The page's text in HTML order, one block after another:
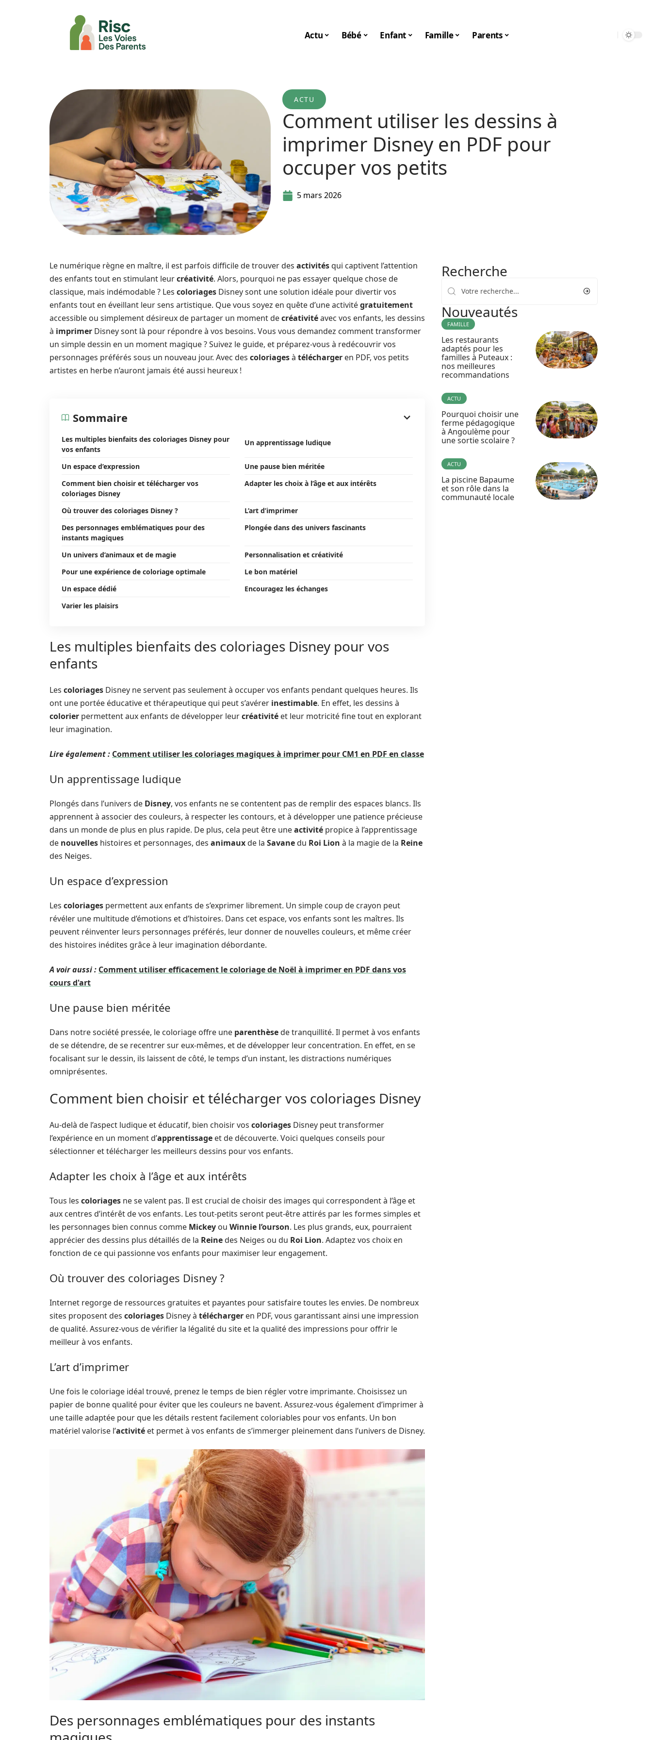
Actu Bébé Enfant Famille Parents
ACTU
Comment utiliser les dessins à
imprimer Disney en PDF pour
occuper vos petits
5 mars 2026
Le numérique règne en maître, il est parfois difficile de trouver des activitésqui captivent l’attention
des enfants tout en stimulant leurcréativité. Alors, pourquoi ne pas essayer quelque chose de
classique, mais indémodable ? Les coloriages Disney sont une solution idéale pour divertir vos
enfants tout en éveillant leur sens artistique. Que vous soyez en quête d’une activitégratuitement
accessible ou simplement désireux de partager un moment decréativitéavec vos enfants, les dessins
à imprimer Disney sont là pour répondre à vos besoins. Vous vous demandez comment transformer
un simple dessin en un moment magique ? Suivez le guide, et préparez-vous à redécouvrir vos
personnages préférés sous un nouveau jour. Avec des coloriagesà télécharger en PDF, vos petits
artistes en herbe n’auront jamais été aussi heureux !
Sommaire
Les multiples bienfaits des coloriages Disney pour
vos enfants
Un apprentissage ludique
Un espace d’expression
Une pause bien méritée
Comment bien choisir et télécharger vos
coloriages Disney
Adapter les choix à l’âge et aux intérêts
Où trouver des coloriages Disney ?
L’art d’imprimer
Des personnages emblématiques pour des
instants magiques
Plongée dans des univers fascinants
Un univers d’animaux et de magie
Personnalisation et créativité
Pour une expérience de coloriage optimale
Le bon matériel
Un espace dédié
Encouragez les échanges
Varier les plaisirs
Les multiples bienfaits des coloriages Disney pour vos
enfants
Les coloriages Disney ne servent pas seulement à occuper vos enfants pendant quelques heures. Ils
ont une portée éducative et thérapeutique qui peut s’avérer inestimable. En effet, les dessins à
colorier permettent aux enfants de développer leurcréativité et leur motricité fine tout en explorant
leur imagination.
Lire également : Comment utiliser les coloriages magiques à imprimer pour CM1 en PDF en classe
Un apprentissage ludique
Plongés dans l’univers de Disney, vos enfants ne se contentent pas de remplir des espaces blancs. Ils
apprennent à associer des couleurs, à respecter les contours, et à développer une patience précieuse
dans un monde de plus en plus rapide. De plus, cela peut être uneactivité propice à l’apprentissage
de nouvelles histoires et personnages, des animauxde la Savanedu Roi Lion à la magie de la Reine
des Neiges.
Un espace d’expression
Les coloriages permettent aux enfants de s’exprimer librement. Un simple coup de crayon peut
révéler une multitude d’émotions et d’histoires. Dans cet espace, vos enfants sont les maîtres. Ils
peuvent réinventer leurs personnages préférés, leur donner de nouvelles couleurs, et même créer
des histoires inédites grâce à leur imagination débordante.
A voir aussi : Comment utiliser efficacement le coloriage de Noël à imprimer en PDF dans vos
cours d'art
Une pause bien méritée
Dans notre société pressée, le coloriage offre une parenthèsede tranquillité. Il permet à vos enfants
de se détendre, de se recentrer sur eux-mêmes, et de développer leur concentration. En effet, en se
focalisant sur le dessin, ils laissent de côté, le temps d’un instant, les distractions numériques
omniprésentes.
Comment bien choisir et télécharger vos coloriages Disney
Au-delà de l’aspect ludique et éducatif, bien choisir vos coloriages Disney peut transformer
l’expérience en un moment d’apprentissage et de découverte. Voici quelques conseils pour
sélectionner et télécharger les meilleurs dessins pour vos enfants.
Adapter les choix à l’âge et aux intérêts
Tous les coloriages ne se valent pas. Il est crucial de choisir des images qui correspondent à l’âge et
aux centres d’intérêt de vos enfants. Les tout-petits seront peut-être attirés par les formes simples et
les personnages bien connus comme Mickey ou Winnie l’ourson. Les plus grands, eux, pourraient
apprécier des dessins plus détaillés de la Reinedes Neiges ou du Roi Lion. Adaptez vos choix en
fonction de ce qui passionne vos enfants pour maximiser leur engagement.
Où trouver des coloriages Disney ?
Internet regorge de ressources gratuites et payantes pour satisfaire toutes les envies. De nombreux
sites proposent des coloriages Disney à télécharger en PDF, vous garantissant ainsi une impression
de qualité. Assurez-vous de vérifier la légalité du site et la qualité des impressions pour offrir le
meilleur à vos enfants.
L’art d’imprimer
Une fois le coloriage idéal trouvé, prenez le temps de bien régler votre imprimante. Choisissez un
papier de bonne qualité pour éviter que les couleurs ne bavent. Assurez-vous également d’imprimer à
une taille adaptée pour que les détails restent facilement coloriables pour vos enfants. Un bon
matériel valorise l’activité et permet à vos enfants de s’immerger pleinement dans l’univers de Disney.
Des personnages emblématiques pour des instants
Recherche
Nouveautés
FAMILLE
Les restaurants
adaptés pour les
familles à Puteaux :
nos meilleures
recommandations
ACTU
Pourquoi choisir une
ferme pédagogique
à Angoulème pour
une sortie scolaire ?
ACTU
La piscine Bapaume
et son rôle dans la
communauté locale